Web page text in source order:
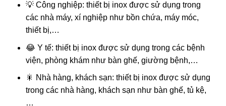
💡 Công nghiệp: thiết bị inox được sử dụng trong
các nhà máy, xí nghiệp như bồn chứa, máy móc,
thiết bị,…
😂 Y tế: thiết bị inox được sử dụng trong các bệnh
viện, phòng khám như bàn ghế, giường bệnh,…
🎇 Nhà hàng, khách sạn: thiết bị inox được sử dụng
trong các nhà hàng, khách sạn như bàn ghế, tủ kệ,
…